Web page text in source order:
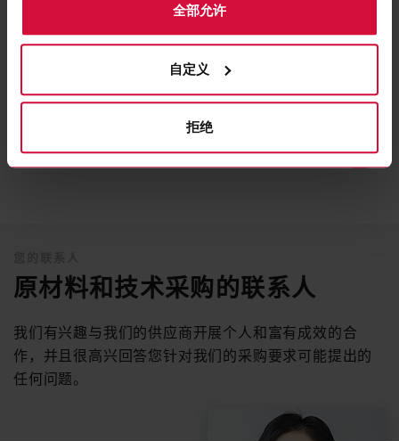
全部允许
自定义
拒绝
中国
CODE OF CONDUCT (EN)
原材料和技术采购的联系人
我们有兴趣与我们的供应商开展个人和富有成效的合
作，并且很高兴回答您针对我们的采购要求可能提出的
任何问题。